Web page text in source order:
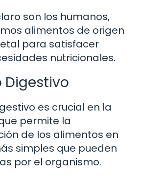
son los humanos,
alimentos de origen
para satisfacer
nutricionales.
Digestivo
es crucial en la
permite la
de los alimentos en
simples que pueden
por el organismo.